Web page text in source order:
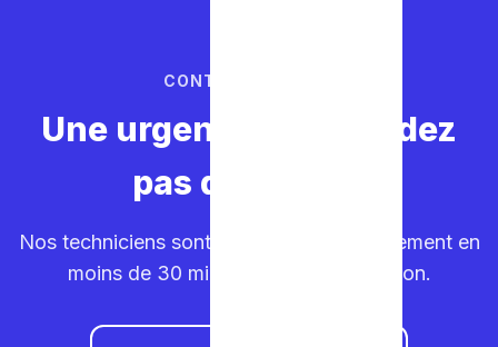
CONTACTEZ-NOUS
Une urgence ? Ne perdez
pas de temps.
Nos techniciens sont sur la route. Déplacement en
moins de 30 minutes dans votre région.